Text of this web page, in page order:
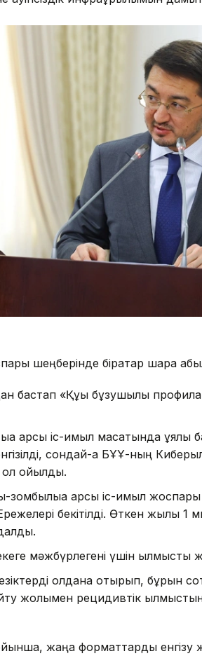
шеңберінде бірқатар шара
бастап «Құқық бұзушылық
қарсы іс-қимыл мақсатында
сондай-ақ БҰҰ-ның
қойылды.
зомбылыққа қарсы іс-қимыл
бекітілді. Өткен жылы 1
мәжбүрлегені үшін қылмыстық
қолдана отырып, бұрын
жолымен рецидивтік
жаңа форматтарды енгізу